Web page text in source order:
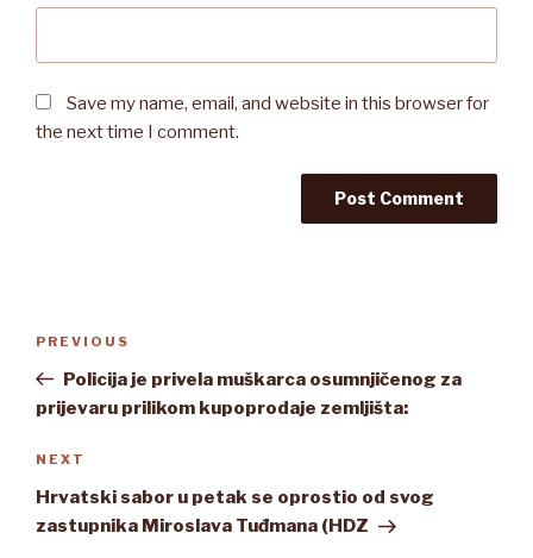
Save my name, email, and website in this browser for
the next time I comment.
Previous
Post
PREVIOUS
Policija je privela muškarca osumnjičenog za
prijevaru prilikom kupoprodaje zemljišta:
Next
Post
NEXT
Hrvatski sabor u petak se oprostio od svog
zastupnika Miroslava Tuđmana (HDZ